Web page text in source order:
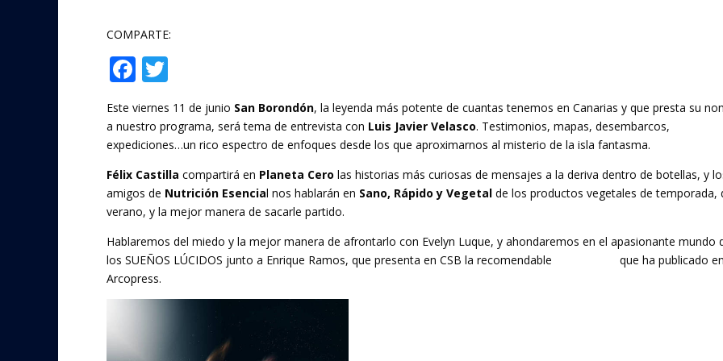
COMPARTE:
F
ac
e
b
o
o
k
w
itt
er
Este viernes 11 de junio San Borondón, la leyenda más potente de cuantas tenemos en Canarias y que presta su
a nuestro programa, será tema de entrevista con Luis Javier Velasco. Testimonios, mapas, desembarcos,
expediciones…un rico espectro de enfoques desde los que aproximarnos al misterio de la isla fantasma.
Félix Castilla compartirá en Planeta Cero las historias más curiosas de mensajes a la deriva dentro de botellas, y
amigos de Nutrición Esencial nos hablarán en Sano, Rápido y Vegetal de los productos vegetales de temporada,
verano, y la mejor manera de sacarle partido.
Hablaremos del miedo y la mejor manera de afrontarlo con Evelyn Luque, y ahondaremos en el apasionante mundo
los SUEÑOS LÚCIDOS junto a Enrique Ramos, que presenta en CSB la recomendable
que ha publicado en
Arcopress.